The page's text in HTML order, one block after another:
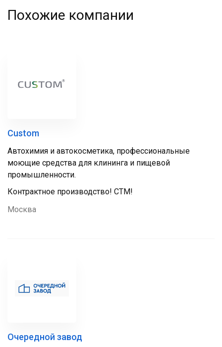
Похожие компании
Custom
Автохимия и автокосметика, профессиональные
моющие средства для клининга и пищевой
промышленности.
Контрактное производство! СТМ!
Москва
Очередной завод